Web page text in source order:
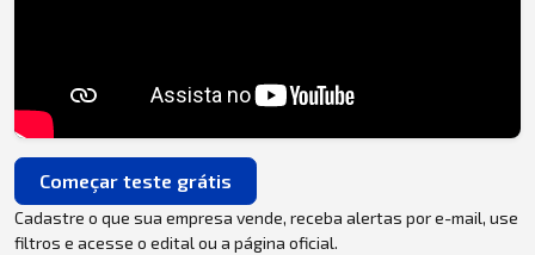
Começar teste grátis
Cadastre o que sua empresa vende, receba alertas por e-mail, use
filtros e acesse o edital ou a página oficial.